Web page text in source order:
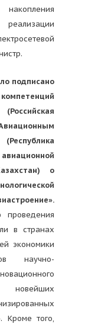
реализации
подписано
о
в странах
экономики
научно-
новейших
Кроме того,